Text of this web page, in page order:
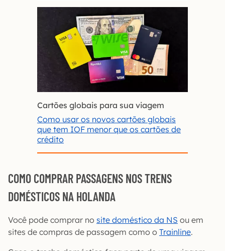
Cartões globais para sua viagem
Como usar os novos cartões globais
que tem IOF menor que os cartões de
crédito
COMO COMPRAR PASSAGENS NOS TRENS
DOMÉSTICOS NA HOLANDA
Você pode comprar no site doméstico da NS ou em
sites de compras de passagem como o Trainline.